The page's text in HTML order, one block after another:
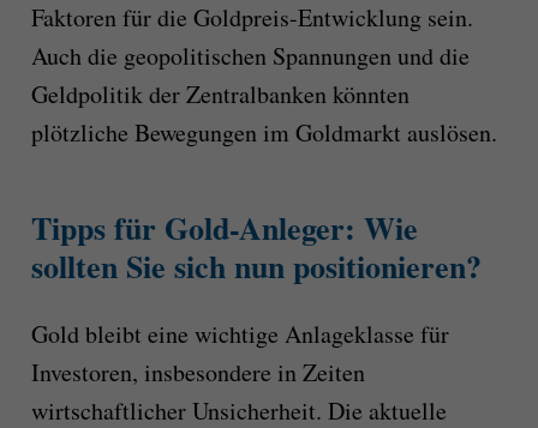
Faktoren für die Goldpreis-Entwicklung sein.
Auch die geopolitischen Spannungen und die
Geldpolitik der Zentralbanken könnten
plötzliche Bewegungen im Goldmarkt auslösen.
Tipps für Gold-Anleger: Wie
sollten Sie sich nun positionieren?
Gold bleibt eine wichtige Anlageklasse für
Investoren, insbesondere in Zeiten
wirtschaftlicher Unsicherheit. Die aktuelle